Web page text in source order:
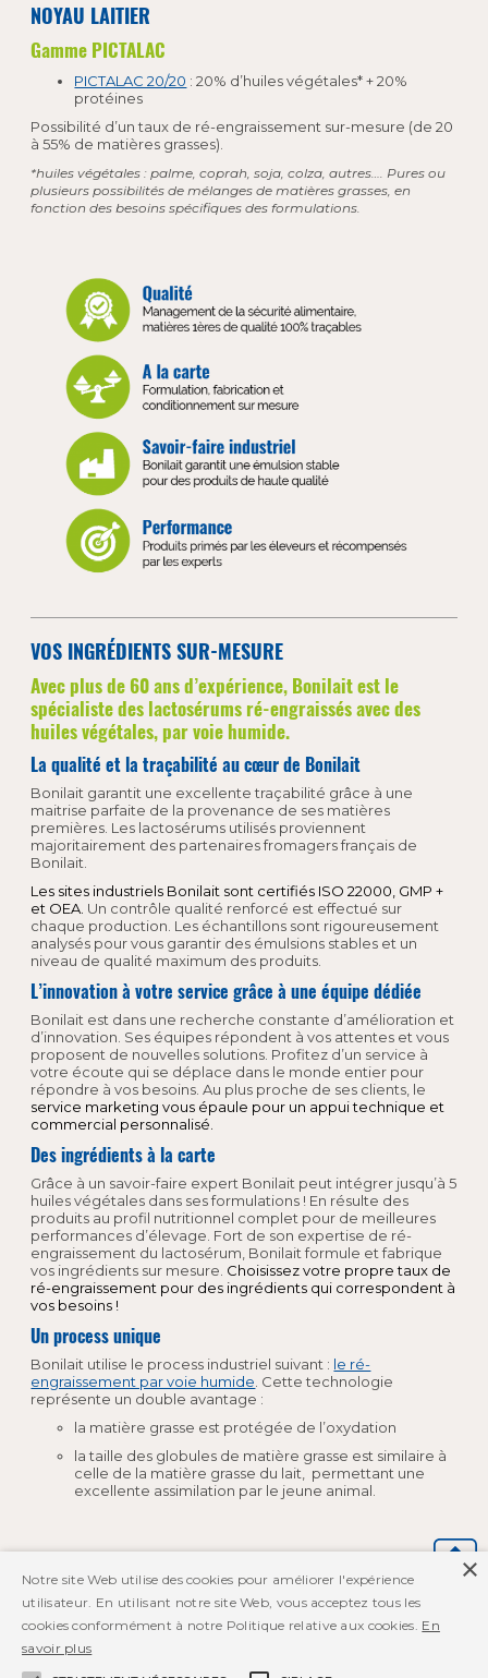
NOYAU LAITIER
Gamme PICTALAC
PICTALAC 20/20 : 20% d’huiles végétales* + 20%
protéines
Possibilité d’un taux de ré-engraissement sur-mesure (de 20
à 55% de matières grasses).
*huiles végétales : palme, coprah, soja, colza, autres…. Pures ou
plusieurs possibilités de mélanges de matières grasses, en
fonction des besoins spécifiques des formulations.
VOS INGRÉDIENTS SUR-MESURE
Avec plus de 60 ans d’expérience, Bonilait est le
spécialiste des lactosérums ré-engraissés avec des
huiles végétales, par voie humide.
La qualité et la traçabilité au cœur de Bonilait
Bonilait garantit une excellente traçabilité grâce à une
maitrise parfaite de la provenance de ses matières
premières. Les lactosérums utilisés proviennent
majoritairement des partenaires fromagers français de
Bonilait.
Les sites industriels Bonilait sont certifiés ISO 22000, GMP +
et OEA. Un contrôle qualité renforcé est effectué sur
chaque production. Les échantillons sont rigoureusement
analysés pour vous garantir des émulsions stables et un
niveau de qualité maximum des produits.
L’innovation à votre service grâce à une équipe dédiée
Bonilait est dans une recherche constante d’amélioration et
d’innovation. Ses équipes répondent à vos attentes et vous
proposent de nouvelles solutions. Profitez d’un service à
votre écoute qui se déplace dans le monde entier pour
répondre à vos besoins. Au plus proche de ses clients, le
service marketing vous épaule pour un appui technique et
commercial personnalisé.
Des ingrédients à la carte
Grâce à un savoir-faire expert Bonilait peut intégrer jusqu’à 5
huiles végétales dans ses formulations ! En résulte des
produits au profil nutritionnel complet pour de meilleures
performances d’élevage. Fort de son expertise de ré-
engraissement du lactosérum, Bonilait formule et fabrique
vos ingrédients sur mesure. Choisissez votre propre taux de
ré-engraissement pour des ingrédients qui correspondent à
vos besoins !
Un process unique
Bonilait utilise le process industriel suivant : le ré-
engraissement par voie humide . Cette technologie
représente un double avantage :
la matière grasse est protégée de l’oxydation
la taille des globules de matière grasse est similaire à
celle de la matière grasse du lait, permettant une
excellente assimilation par le jeune animal.
×
Notre site Web utilise des cookies pour améliorer l'expérience
utilisateur. En utilisant notre site Web, vous acceptez tous les
cookies conformément à notre Politique relative aux cookies. En
savoir plus